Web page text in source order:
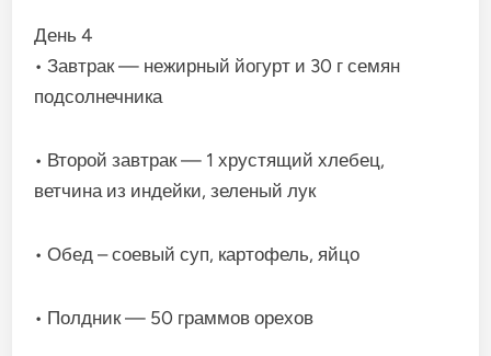
День 4
• Завтрак — нежирный йогурт и 30 г семян
подсолнечника
• Второй завтрак — 1 хрустящий хлебец,
ветчина из индейки, зеленый лук
• Обед – соевый суп, картофель, яйцо
• Полдник — 50 граммов орехов